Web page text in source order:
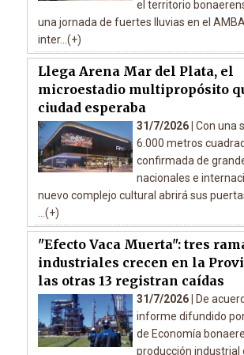
el territorio
una jornada de fuertes lluvias en el
inter...(+)
Llega Arena Mar del Plata, el
microestadio multipropósito
ciudad esperaba
31/7/2026 | Con una
6.000 metros
confirmada de
nacionales e
nuevo complejo cultural abrirá sus
...(+)
"Efecto Vaca Muerta": tres
industriales crecen en la
las otras 13 registran caídas
31/7/2026 |
De
informe difundido
de Economía
producción industrial